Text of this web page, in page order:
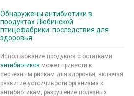
Обнаружены антибиотики в
продуктах Любинской
птицефабрики: последствия для
здоровья
Использование продуктов с остатками
антибиотиков может привести к
серьезным рискам для здоровья, включая
развитие устойчивости организма к
антибиотикам, разрушение полезных